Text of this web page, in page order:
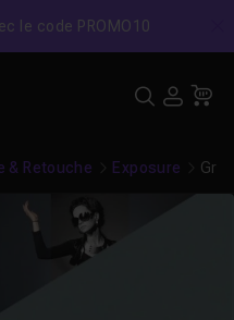
le code PROMO10
& Retouche Exposure